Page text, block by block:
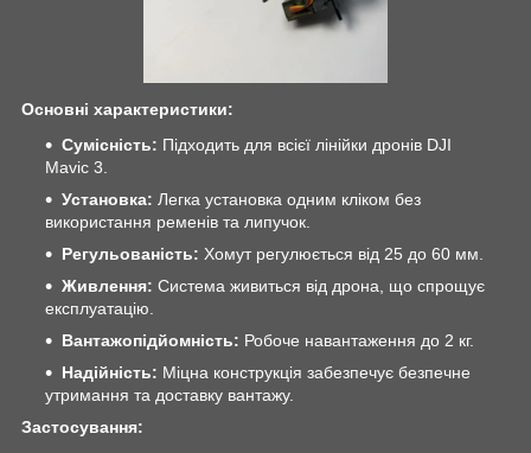
Основні характеристики:
Сумісність: Підходить для всієї лінійки дронів DJI
Mavic 3.
Установка: Легка установка одним кліком без
використання ременів та липучок.
Регульованість: Хомут регулюється від 25 до 60 мм.
Живлення: Система живиться від дрона, що спрощує
експлуатацію.
Вантажопідйомність: Робоче навантаження до 2 кг.
Надійність: Міцна конструкція забезпечує безпечне
утримання та доставку вантажу.
Застосування: